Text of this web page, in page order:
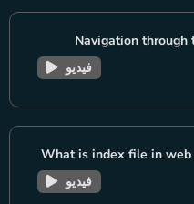
Navigation through
فيديو
What is index file in web
فيديو